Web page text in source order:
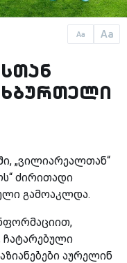
Aa Aa
„ვილიარეალთან“
ძირითადი
გამოაკლდა.
ჩატარებული
აურელინ